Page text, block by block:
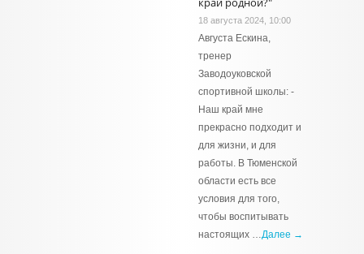
18 августа 2024, 10:00
Августа Ескина,
тренер
Заводоуковской
спортивной школы: -
Наш край мне
прекрасно подходит и
для жизни, и для
работы. В Тюменской
области есть все
условия для того,
чтобы воспитывать
настоящих …Далее →